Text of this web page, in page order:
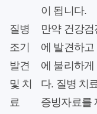
이 됩니다.
질병
조기
발견
및 치
료
만약 건강검
에 발견하
에 불리하게
다. 질병 치
증빙자료를